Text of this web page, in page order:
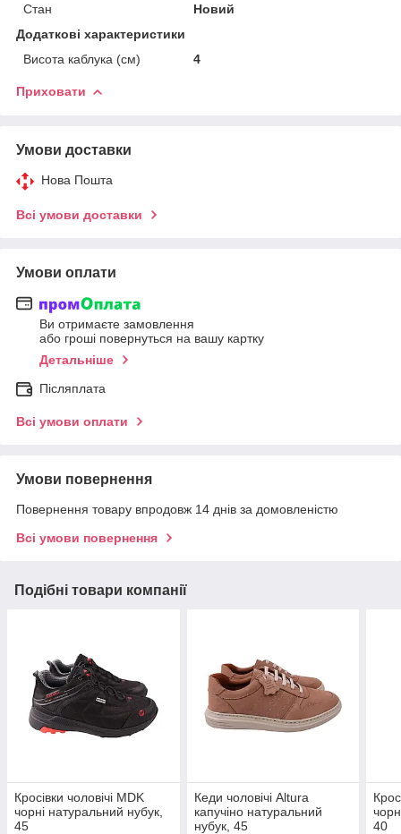
Стан
Новий
Додаткові характеристики
Висота каблука (см)
4
Приховати
Умови доставки
Нова Пошта
Всі умови доставки
Умови оплати
Ви отримаєте замовлення
або гроші повернуться на вашу картку
Детальніше
Післяплата
Всі умови оплати
Умови повернення
Повернення товару впродовж 14 днів за домовленістю
Всі умови повернення
Подібні товари компанії
Кросівки чоловічі MDK
чорні натуральний нубук,
45
Кеди чоловічі Altura
капучіно натуральний
нубук, 45
40